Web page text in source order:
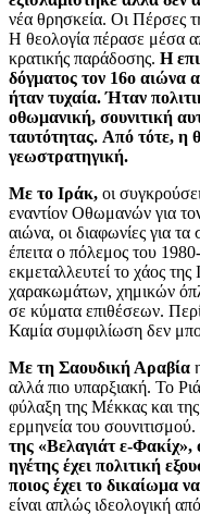
νέα θρησκεία. Οι Πέρσες
Η θεολογία πέρασε μέσα
κρατικής παράδοσης. Η
δόγματος τον 16ο αιώνα
ήταν τυχαία. Ήταν
οθωμανική, σουνιτική
ταυτότητας. Από τότε, η
γεωστρατηγική.
Με το Ιράκ, οι
εναντίον Οθωμανών για
αιώνα, οι διαφωνίες για
έπειτα ο πόλεμος του
εκμεταλλευτεί το χάος
χαρακωμάτων, χημικών
σε κύματα επιθέσεων.
Καμία συμφιλίωση δεν
Με τη Σαουδική Αραβία
αλλά πιο υπαρξιακή. Το
φύλαξη της Μέκκας και
ερμηνεία του σουνιτισμού.
της «Βελαγιάτ ε-
ηγέτης έχει πολιτική
ποιος έχει το δικαίωμα
είναι απλώς ιδεολογική